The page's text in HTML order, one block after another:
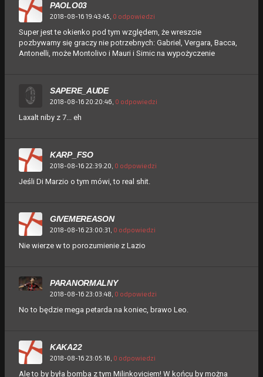
PAOLO03
2018-08-16 19:43:45, 0 odpowiedzi
Super jest te okienko pod tym względem, że wreszcie
pozbywamy się graczy nie potrzebnych: Gabriel, Vergara, Bacca,
Antonelli, może Montolivo i Mauri i Simic na wypożyczenie
SAPERE_AUDE
2018-08-16 20:20:46, 0 odpowiedzi
Laxalt niby z 7... eh
KARP_FSO
2018-08-16 22:39:20, 0 odpowiedzi
Jeśli Di Marzio o tym mówi, to real shit.
GIVEMEREASON
2018-08-16 23:00:31, 0 odpowiedzi
Nie wierze w to porozumienie z Lazio
PARANORMALNY
2018-08-16 23:03:48, 0 odpowiedzi
No to będzie mega petarda na koniec, brawo Leo.
KAKA22
2018-08-16 23:05:16, 0 odpowiedzi
Ale to by była bomba z tym Milinkoviciem! W końcu by można